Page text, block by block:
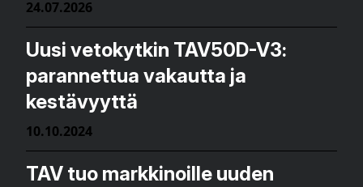
24.07.2026
Uusi vetokytkin TAV50D-V3:
parannettua vakautta ja
kestävyyttä
10.10.2024
TAV tuo markkinoille uuden